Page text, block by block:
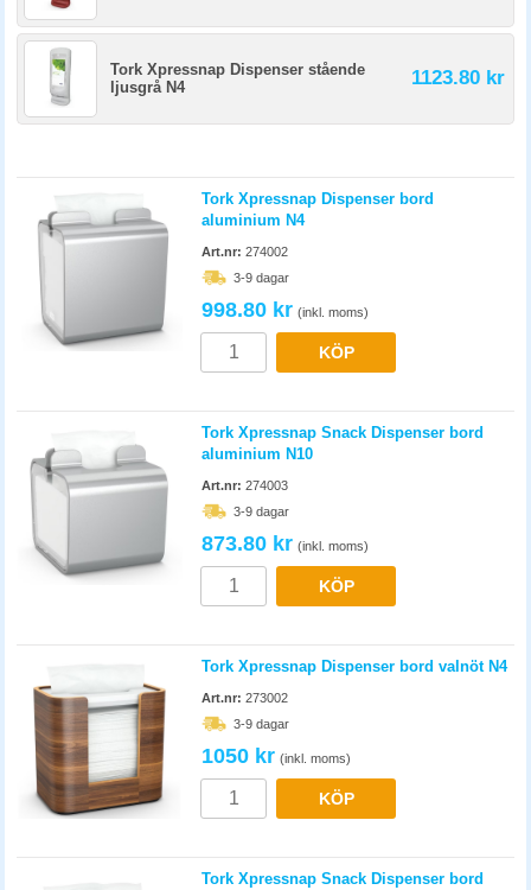
Tork Xpressnap Dispenser stående
ljusgrå N4
1123.80 kr
Tork Xpressnap Dispenser bord
aluminium N4
Art.nr: 274002
3-9 dagar
998.80 kr (inkl. moms)
KÖP
Tork Xpressnap Snack Dispenser bord
aluminium N10
Art.nr: 274003
3-9 dagar
873.80 kr (inkl. moms)
KÖP
Tork Xpressnap Dispenser bord valnöt N4
Art.nr: 273002
3-9 dagar
1050 kr (inkl. moms)
KÖP
Tork Xpressnap Snack Dispenser bord